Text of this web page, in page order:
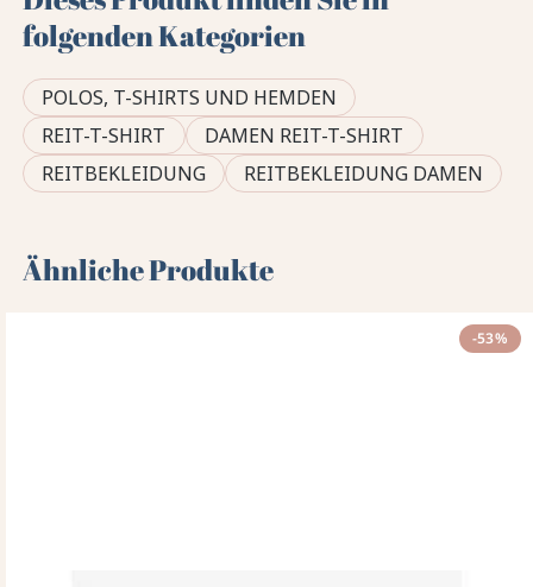
folgenden Kategorien
POLOS, T-SHIRTS UND HEMDEN
REIT-T-SHIRT
DAMEN REIT-T-SHIRT
REITBEKLEIDUNG
REITBEKLEIDUNG DAMEN
Ähnliche Produkte
-53%